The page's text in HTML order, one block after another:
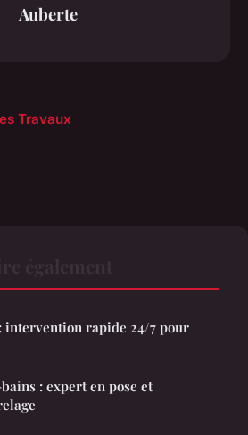
Auberte
Travaux
intervention rapide 24/7 pour
: expert en pose et